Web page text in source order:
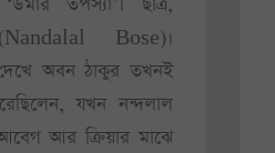
তপস্যা’। ছাত্র,
Bose)।
অবন ঠাকুর তখনই
যখন নন্দলাল
আর ক্রিয়ার মাঝে